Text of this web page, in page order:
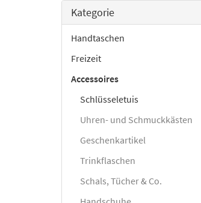
Kategorie
Handtaschen
Freizeit
Accessoires
Schlüsseletuis
Uhren- und Schmuckkästen
Geschenkartikel
Trinkflaschen
Schals, Tücher & Co.